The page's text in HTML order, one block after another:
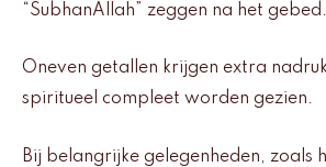
“SubhanAllah” zeggen na het gebed.
Oneven getallen krijgen extra
spiritueel compleet worden gezien.
Bij belangrijke gelegenheden, zoals